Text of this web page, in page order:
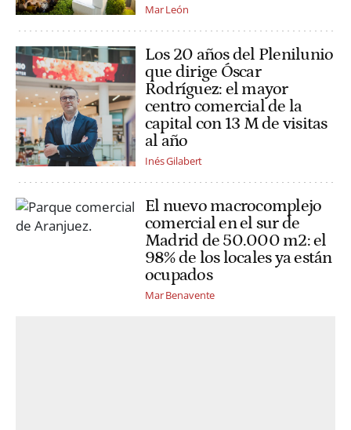
Mar León
Los 20 años del Plenilunio
que dirige Óscar
Rodríguez: el mayor
centro comercial de la
capital con 13 M de visitas
al año
Inés Gilabert
El nuevo macrocomplejo
comercial en el sur de
Madrid de 50.000 m2: el
98% de los locales ya están
ocupados
Mar Benavente